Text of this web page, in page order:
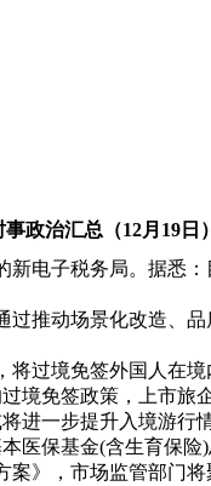
政治汇总（12月19日）
子税务局。据悉：
动场景化改造、
境免签外国人在境
境免签政策，上市
一步提升入境游行
保基金(含生育保险)
，市场监管部门